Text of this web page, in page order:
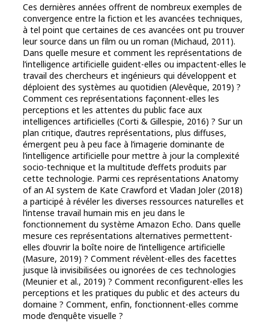
Ces dernières années offrent de nombreux exemples de
convergence entre la fiction et les avancées techniques,
à tel point que certaines de ces avancées ont pu trouver
leur source dans un film ou un roman (Michaud, 2011).
Dans quelle mesure et comment les représentations de
l’intelligence artificielle guident-elles ou impactent-elles le
travail des chercheurs et ingénieurs qui développent et
déploient des systèmes au quotidien (Alevêque, 2019) ?
Comment ces représentations façonnent-elles les
perceptions et les attentes du public face aux
intelligences artificielles (Corti & Gillespie, 2016) ? Sur un
plan critique, d’autres représentations, plus diffuses,
émergent peu à peu face à l’imagerie dominante de
l’intelligence artificielle pour mettre à jour la complexité
socio-technique et la multitude d’effets produits par
cette technologie. Parmi ces représentations Anatomy
of an AI system de Kate Crawford et Vladan Joler (2018)
a participé à révéler les diverses ressources naturelles et
l’intense travail humain mis en jeu dans le
fonctionnement du système Amazon Echo. Dans quelle
mesure ces représentations alternatives permettent-
elles d’ouvrir la boîte noire de l’intelligence artificielle
(Masure, 2019) ? Comment révèlent-elles des facettes
jusque là invisibilisées ou ignorées de ces technologies
(Meunier et al., 2019) ? Comment reconfigurent-elles les
perceptions et les pratiques du public et des acteurs du
domaine ? Comment, enfin, fonctionnent-elles comme
mode d’enquête visuelle ?